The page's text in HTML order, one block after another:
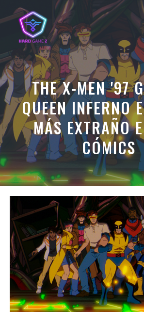
Saltar
al
contenido
THE X-MEN '97
QUEEN INFERNO
MÁS EXTRAÑO
CÓMICS